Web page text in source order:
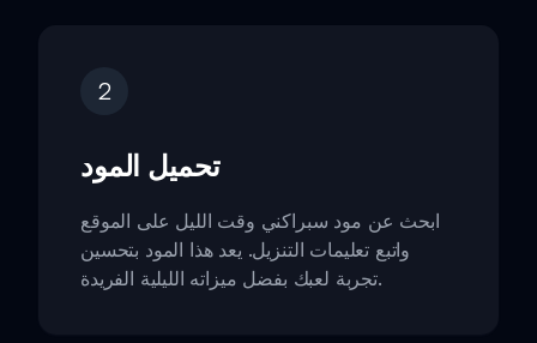
2
تحميل المود
ابحث عن مود سبراكني وقت الليل على الموقع
واتبع تعليمات التنزيل. يعد هذا المود بتحسين
تجربة لعبك بفضل ميزاته الليلية الفريدة.